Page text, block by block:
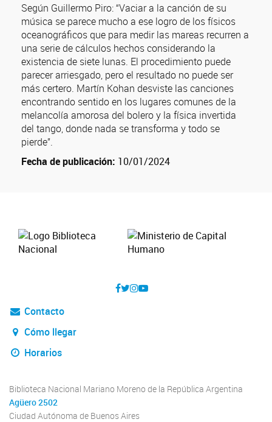
Según Guillermo Piro: “Vaciar a la canción de su
música se parece mucho a ese logro de los físicos
oceanográficos que para medir las mareas recurren a
una serie de cálculos hechos considerando la
existencia de siete lunas. El procedimiento puede
parecer arriesgado, pero el resultado no puede ser
más certero. Martín Kohan desviste las canciones
encontrando sentido en los lugares comunes de la
melancolía amorosa del bolero y la física invertida
del tango, donde nada se transforma y todo se
pierde”.
Fecha de publicación: 10/01/2024
Contacto
Cómo llegar
Horarios
Biblioteca Nacional Mariano Moreno de la República Argentina
Agüero 2502
Ciudad Autónoma de Buenos Aires